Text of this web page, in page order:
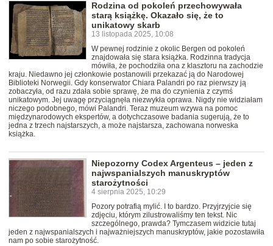
Rodzina od pokoleń przechowywała
starą książkę. Okazało się, że to
unikatowy skarb
13 listopada 2025, 10:08
W pewnej rodzinie z okolic Bergen od pokoleń
znajdowała się stara książka. Rodzinna tradycja
mówiła, że pochodziła ona z klasztoru na zachodzie
kraju. Niedawno jej członkowie postanowili przekazać ją do Narodowej
Biblioteki Norwegii. Gdy konserwator Chiara Palandri po raz pierwszy ją
zobaczyła, od razu zdała sobie sprawę, że ma do czynienia z czymś
unikatowym. Jej uwagę przyciągnęła niezwykła oprawa. Nigdy nie widziałam
niczego podobnego, mówi Palandri. Teraz muzeum wzywa na pomoc
międzynarodowych ekspertów, a dotychczasowe badania sugerują, że to
jedna z trzech najstarszych, a może najstarsza, zachowana norweska
książka.
Niepozorny Codex Argenteus – jeden z
najwspanialszych manuskryptów
starożytności
4 sierpnia 2025, 10:29
Pozory potrafią mylić. I to bardzo. Przyjrzyjcie się
zdjęciu, którym zilustrowaliśmy ten tekst. Nic
szczególnego, prawda? Tymczasem widzicie tutaj
jeden z najwspanialszych i najważniejszych manuskryptów, jakie pozostawiła
nam po sobie starożytność.